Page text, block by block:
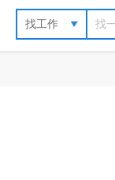
找工作